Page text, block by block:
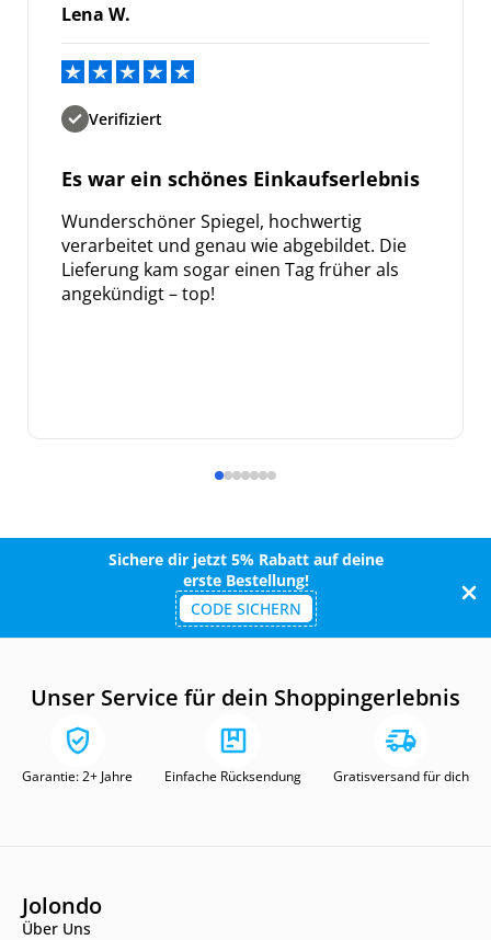
Lena W.
Verifiziert
Es war ein schönes Einkaufserlebnis
Wunderschöner Spiegel, hochwertig
verarbeitet und genau wie abgebildet. Die
Lieferung kam sogar einen Tag früher als
angekündigt – top!
Sichere dir jetzt 5% Rabatt auf deine
erste Bestellung!
CODE SICHERN
Unser Service für dein Shoppingerlebnis
Garantie: 2+ Jahre Einfache Rücksendung Gratisversand für dich
Jolondo
Über Uns